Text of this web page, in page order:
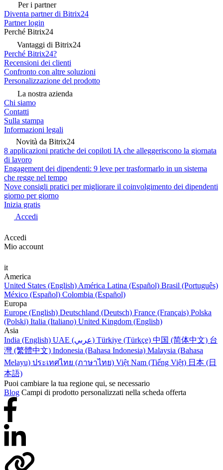
Per i partner
Diventa partner di Bitrix24
Partner login
Perché Bitrix24
Vantaggi di Bitrix24
Perché Bitrix24?
Recensioni dei clienti
Confronto con altre soluzioni
Personalizzazione del prodotto
La nostra azienda
Chi siamo
Contatti
Sulla stampa
Informazioni legali
Novità da Bitrix24
8 applicazioni pratiche dei copiloti IA che alleggeriscono la giornata
di lavoro
Engagement dei dipendenti: 9 leve per trasformarlo in un sistema
che regge nel tempo
Nove consigli pratici per migliorare il coinvolgimento dei dipendenti
giorno per giorno
Inizia gratis
Accedi
Accedi
Mio account
it
America
United States (English) América Latina (Español) Brasil (Português)
México (Español) Colombia (Español)
Europa
Europe (English) Deutschland (Deutsch) France (Français) Polska
(Polski) Italia (Italiano) United Kingdom (English)
Asia
India (English)
UAE (عربي) Türkiye (Türkçe) 中国 (简体中文) 台
灣 (繁體中文) Indonesia (Bahasa Indonesia) Malaysia (Bahasa
Melayu) ประเทศไทย (ภาษาไทย) Việt Nam (Tiếng Việt) 日本 (日
本語)
Puoi cambiare la tua regione qui, se necessario
Blog Campi di prodotto personalizzati nella scheda offerta